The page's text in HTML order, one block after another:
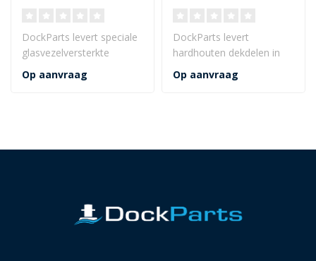
DockParts levert speciale
glasvezelversterkte
kunststof looproosters
voor loopde..
Op aanvraag
DockParts levert
hardhouten dekdelen in
verschillende afmetingen
en profielering..
Op aanvraag